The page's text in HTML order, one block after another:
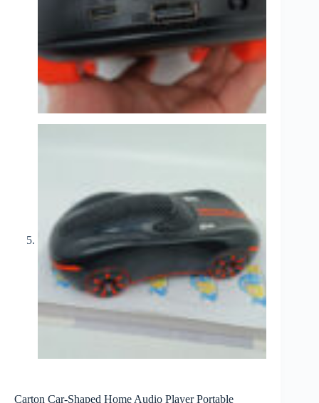
Carton Car-Shaped Home Audio Player Portable